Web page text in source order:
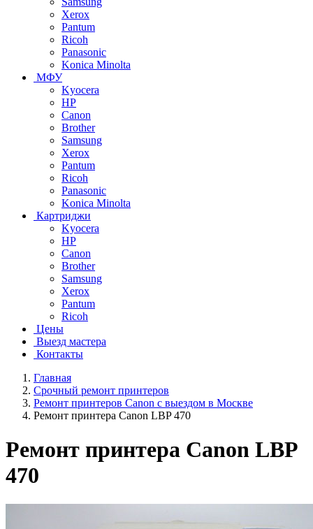
Xerox
Pantum
Ricoh
Panasonic
Konica Minolta
МФУ
Kyocera
HP
Canon
Brother
Samsung
Xerox
Pantum
Ricoh
Panasonic
Konica Minolta
Картриджи
Kyocera
HP
Canon
Brother
Samsung
Xerox
Pantum
Ricoh
Цены
Выезд мастера
Контакты
Главная
Срочный ремонт принтеров
Ремонт принтеров Canon с выездом в Москве
Ремонт принтера Canon LBP 470
Ремонт принтера Canon LBP
470